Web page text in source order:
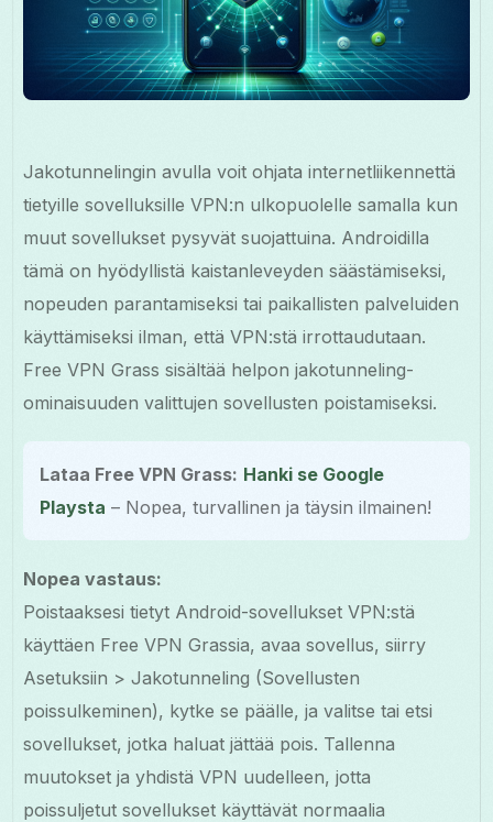
Suomi
Jakotunnelingin avulla voit ohjata internetliikennettä
tietyille sovelluksille VPN:n ulkopuolelle samalla kun
muut sovellukset pysyvät suojattuina. Androidilla
tämä on hyödyllistä kaistanleveyden säästämiseksi,
nopeuden parantamiseksi tai paikallisten palveluiden
käyttämiseksi ilman, että VPN:stä irrottaudutaan.
Free VPN Grass sisältää helpon jakotunneling-
ominaisuuden valittujen sovellusten poistamiseksi.
Lataa Free VPN Grass: Hanki se Google
Playsta – Nopea, turvallinen ja täysin ilmainen!
Nopea vastaus:
Poistaaksesi tietyt Android-sovellukset VPN:stä
käyttäen Free VPN Grassia, avaa sovellus, siirry
Asetuksiin > Jakotunneling (Sovellusten
poissulkeminen), kytke se päälle, ja valitse tai etsi
sovellukset, jotka haluat jättää pois. Tallenna
muutokset ja yhdistä VPN uudelleen, jotta
poissuljetut sovellukset käyttävät normaalia